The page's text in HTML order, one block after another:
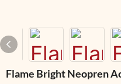
Flame Bright Neopren